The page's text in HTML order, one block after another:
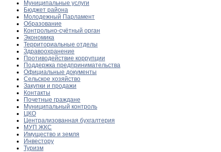
Муниципальные услуги
Бюджет района
Молодежный Парламент
Образование
Контрольно-счётный орган
Экономика
Территориальные отделы
Здравоохранение
Противодействие коррупции
Поддержка предпринимательства
Официальные документы
Сельское хозяйство
Закупки и продажи
Контакты
Почетные граждане
Муниципальный контроль
ЦКО
Централизованная бухгалтерия
МУП ЖКС
Имущество и земля
Инвестору
Туризм